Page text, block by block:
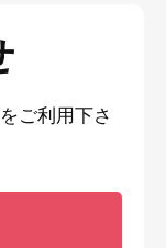
ご利用下さ